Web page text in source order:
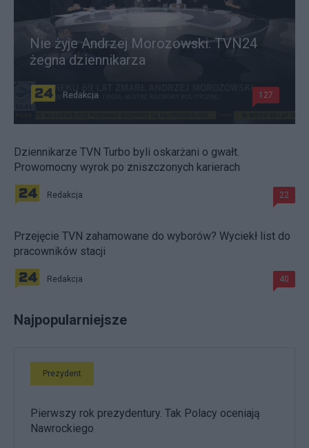
Nie żyje Andrzej Morozowski. TVN24
żegna dziennikarza
Redakcja 127
Dziennikarze TVN Turbo byli oskarżani o gwałt.
Prowomocny wyrok po zniszczonych karierach
Redakcja 22
Przejęcie TVN zahamowane do wyborów? Wyciekł list do
pracowników stacji
Redakcja 40
Najpopularniejsze
Prezydent
Pierwszy rok prezydentury. Tak Polacy oceniają
Nawrockiego